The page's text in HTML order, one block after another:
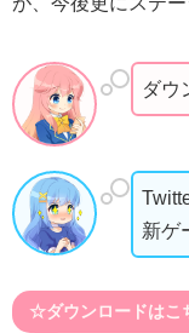
ダウ
新ゲ
☆ダウンロードはこ